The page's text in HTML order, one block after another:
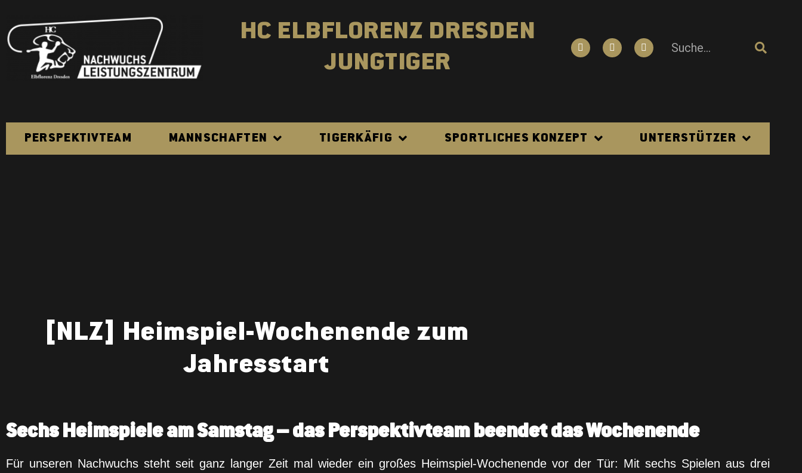
HC ELBFLORENZ DRESDEN
JUNGTIGER
PERSPEKTIVTEAM MANNSCHAFTEN TIGERKÄFIG SPORTLICHES KONZEPT UNTERSTÜTZER
[NLZ] Heimspiel-Wochenende zum
Jahresstart
Sechs Heimspiele am Samstag – das Perspektivteam beendet das Wochenende
Für unseren Nachwuchs steht seit ganz langer Zeit mal wieder ein großes Heimspiel-Wochenende vor der Tür: Mit sechs Spielen aus drei